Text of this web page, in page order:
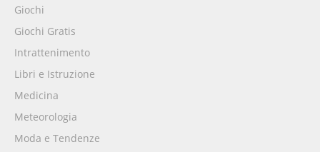
Giochi
Giochi Gratis
Intrattenimento
Libri e Istruzione
Medicina
Meteorologia
Moda e Tendenze